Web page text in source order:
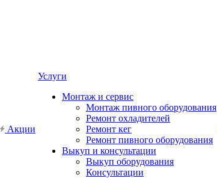
Акции
Услуги
Монтаж и сервис
Монтаж пивного оборудования
Ремонт охладителей
Ремонт кег
Ремонт пивного оборудования
Выкуп и консультации
Выкуп оборудования
Консультации